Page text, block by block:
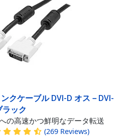
クケーブル DVI-D オス－DVI-
ック
の高速かつ鮮明なデータ転送
(269 Reviews)